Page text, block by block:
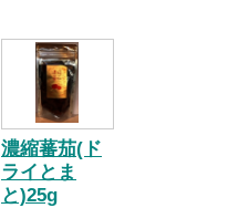
濃縮蕃茄(ド
ライとま
と)25g